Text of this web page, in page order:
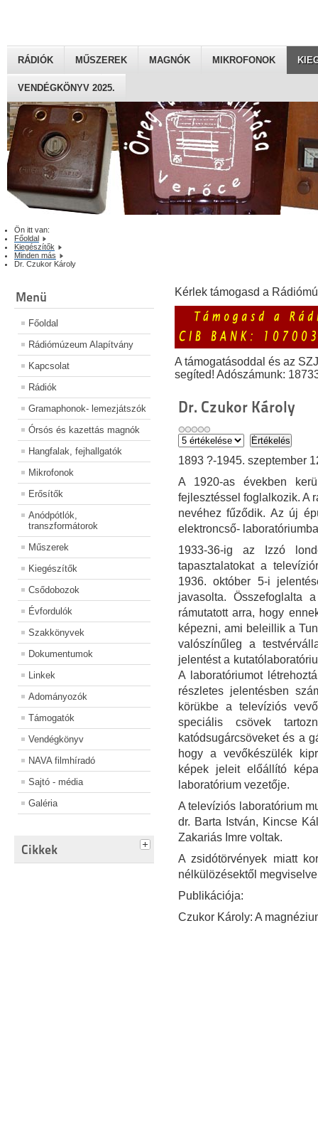
RÁDIÓK MŰSZEREK MAGNÓK MIKROFONOK
VENDÉGKÖNYV 2025.
Ön itt van:
Főoldal
Kiegészítők
Minden más
Dr. Czukor Károly
Menü
Főoldal
Rádiómúzeum Alapítvány
Kapcsolat
Rádiók
Gramaphonok- lemezjátszók
Órsós és kazettás magnók
Hangfalak, fejhallgatók
Mikrofonok
Erősítők
Anódpótlók,
transzformátorok
Műszerek
Kiegészítők
Csődobozok
Évfordulók
Szakkönyvek
Dokumentumok
Linkek
Adományozók
Támogatók
Vendégkönyv
NAVA filmhíradó
Sajtó - média
Galéria
Cikkek
Kérlek támogasd a
A támogatásoddal és az
segíted! Adószámunk:
Dr. Czukor Károly
1893 ?-1945. szeptember
A 1920-as években
fejlesztéssel foglalkozik. A
nevéhez fűződik. Az új
elektroncső-
1933-36-ig az Izzó
tapasztalatokat a
1936. október 5-i
javasolta. Összefoglalta
rámutatott arra, hogy
képezni, ami beleillik a
valószínűleg a
jelentést a
A laboratóriumot
részletes jelentésben
körükbe a televíziós
speciális csövek
katódsugárcsöveket és a
hogy a vevőkészülék
képek jeleit előállító
laboratórium vezetője.
A televíziós laboratórium
dr. Barta István, Kincse
Zakariás Imre voltak.
A zsidótörvények miatt
nélkülözésektől
Publikációja:
Czukor Károly: A